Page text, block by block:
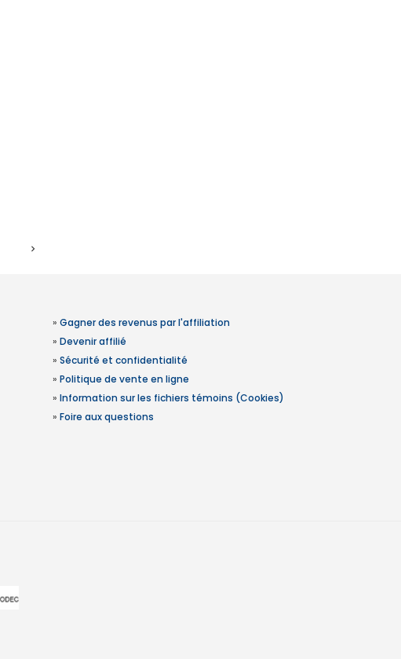
» Gagner des revenus par l'affiliation
» Devenir affilié
» Sécurité et confidentialité
» Politique de vente en ligne
» Information sur les fichiers témoins (Cookies)
» Foire aux questions